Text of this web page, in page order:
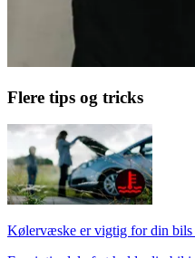
Flere tips og tricks
Kølervæske er vigtig for din bils